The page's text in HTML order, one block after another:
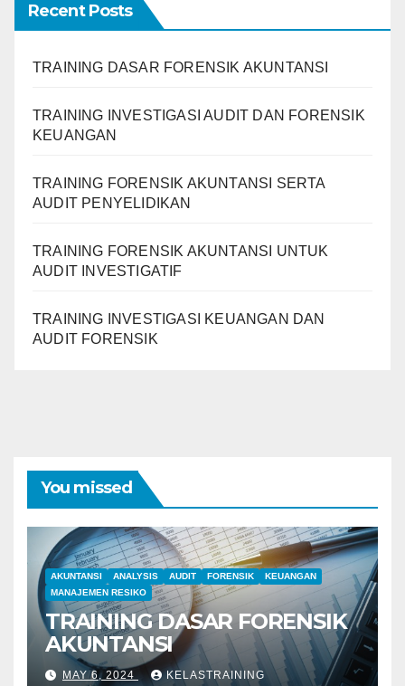
Recent Posts
TRAINING DASAR FORENSIK AKUNTANSI
TRAINING INVESTIGASI AUDIT DAN FORENSIK
KEUANGAN
TRAINING FORENSIK AKUNTANSI SERTA
AUDIT PENYELIDIKAN
TRAINING FORENSIK AKUNTANSI UNTUK
AUDIT INVESTIGATIF
TRAINING INVESTIGASI KEUANGAN DAN
AUDIT FORENSIK
You missed
AKUNTANSI ANALYSIS AUDIT FORENSIK
KEUANGAN
MANAJEMEN RESIKO
TRAINING DASAR FORENSIK
AKUNTANSI
MAY 6, 2024 KELASTRAINING